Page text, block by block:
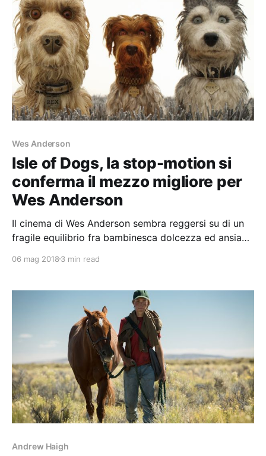
Wes Anderson
Isle of Dogs, la stop-motion si
conferma il mezzo migliore per
Wes Anderson
Il cinema di Wes Anderson sembra reggersi su di un
fragile equilibrio fra bambinesca dolcezza ed ansia
06 mag 2018 3 min read
Andrew Haigh